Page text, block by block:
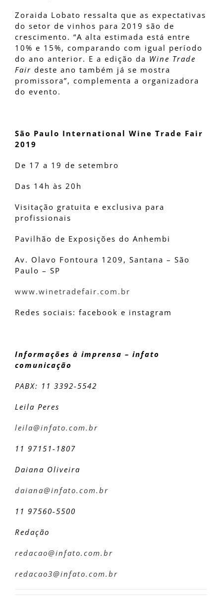
Zoraida Lobato ressalta que as expectativas
do setor de vinhos para 2019 são de
crescimento. “A alta estimada está entre
10% e 15%, comparando com igual período
do ano anterior. E a edição da Wine Trade
Fair deste ano também já se mostra
promissora”, complementa a organizadora
do evento.
São Paulo International Wine Trade Fair
2019
De 17 a 19 de setembro
Das 14h às 20h
Visitação gratuita e exclusiva para
profissionais
Pavilhão de Exposições do Anhembi
Av. Olavo Fontoura 1209, Santana – São
Paulo – SP
www.winetradefair.com.br
Redes sociais: facebook e instagram
Informações à imprensa – infato
comunicação
PABX: 11 3392-5542
Leila Peres
leila@infato.com.br
11 97151-1807
Daiana Oliveira
daiana@infato.com.br
11 97560-5500
Redação
redacao@infato.com.br
redacao3@infato.com.br